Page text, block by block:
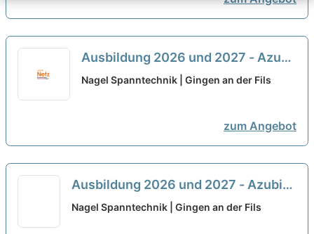
Ausbildung 2026 und 2027 - Azubi
Werkzeugmechaniker:in (m/w/d)
Nagel Spanntechnik | Gingen an der Fils
zum Angebot
Ausbildung 2026 und 2027 - Azubi
Werkzeugmechaniker:in (m/w/d)
Nagel Spanntechnik | Gingen an der Fils